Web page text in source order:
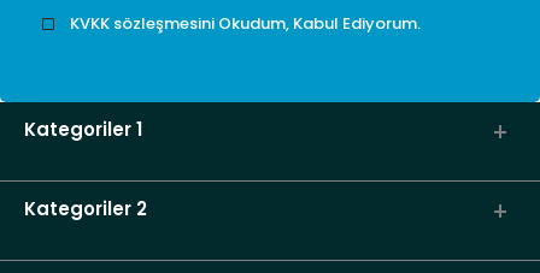
KVKK sözleşmesini Okudum, Kabul Ediyorum.
Kategoriler 1
Kategoriler 2